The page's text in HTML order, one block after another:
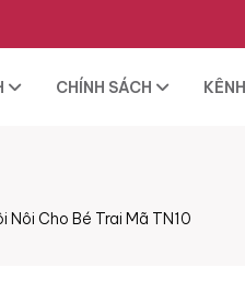
CHÍNH SÁCH
Nôi Cho Bé Trai Mã TN10